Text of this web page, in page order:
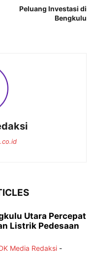
Peluang Investasi di
Bengkulu
Utara Percepat
Listrik Pedesaan
Media Redaksi -